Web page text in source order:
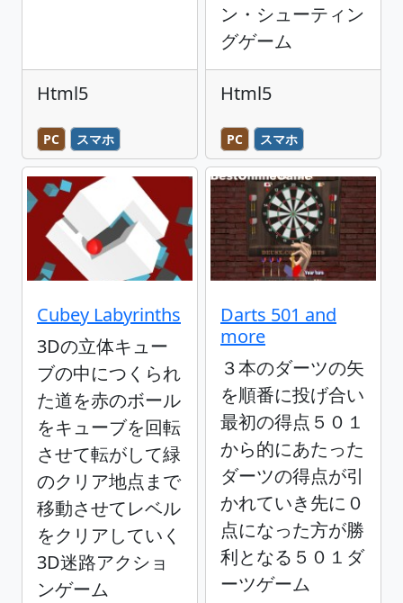
Html5
PC スマホ
ン・シューティン
グゲーム
Html5
PC スマホ
Cubey Labyrinths
3Dの立体キュー
ブの中につくられ
た道を赤のボール
をキューブを回転
させて転がして緑
のクリア地点まで
移動させてレベル
をクリアしていく
3D迷路アクショ
ンゲーム
Darts 501 and
more
３本のダーツの矢
を順番に投げ合い
最初の得点５０１
から的にあたった
ダーツの得点が引
かれていき先に０
点になった方が勝
利となる５０１ダ
ーツゲーム